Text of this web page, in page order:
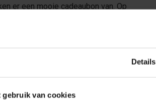
Details
gebruik van cookies
er een mooie cadeaubon van. Op
Wij stoppen een paar munten en een
envelop. Waar wacht je nog op,